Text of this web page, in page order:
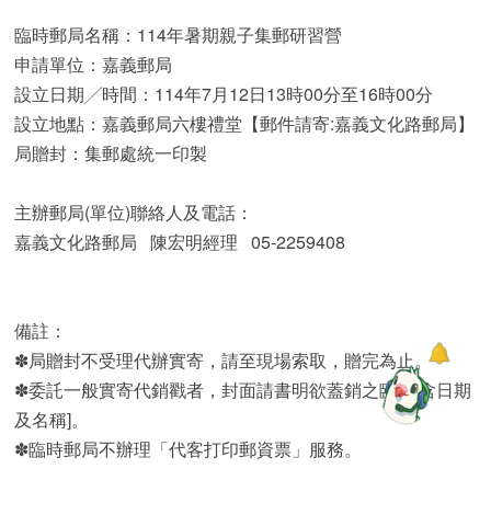
臨時郵局名稱：114年暑期親子集郵研習營
申請單位：嘉義郵局
設立日期╱時間：114年7月12日13時00分至16時00分
設立地點：嘉義郵局六樓禮堂【郵件請寄:嘉義文化路郵局】
局贈封：集郵處統一印製
主辦郵局(單位)聯絡人及電話：
嘉義文化路郵局 陳宏明經理 05-2259408
備註：
✽局贈封不受理代辦實寄，請至現場索取，贈完為止。
✽委託一般實寄代銷戳者，封面請書明欲蓋銷之臨局[含日期
及名稱]。
✽臨時郵局不辦理「代客打印郵資票」服務。